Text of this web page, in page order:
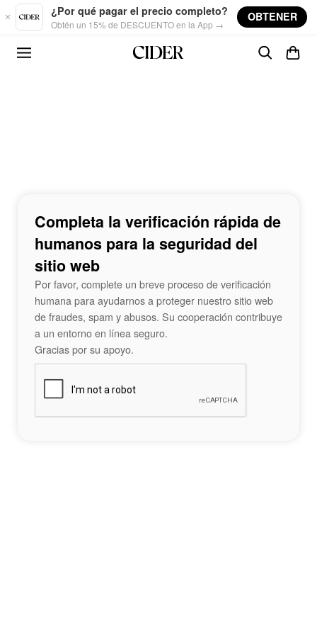
Skip to main content
¿Por qué pagar el precio completo?
Obtén un 15% de DESCUENTO en la App →
OBTENER
Completa la verificación rápida de
humanos para la seguridad del
sitio web
Por favor, complete un breve proceso de verificación
humana para ayudarnos a proteger nuestro sitio web
de fraudes, spam y abusos. Su cooperación contribuye
a un entorno en línea seguro.
Gracias por su apoyo.